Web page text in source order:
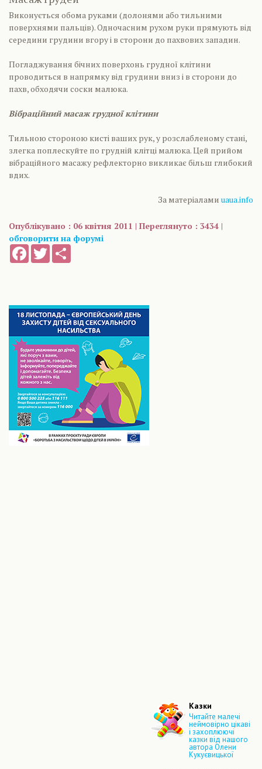
Виконується обома руками (долонями або тильними
поверхнями пальців). Одночасним рухом руки прямують від
середини грудини вгору і в сторони до пахвових западин.
Погладжування бічних поверхонь грудної клітини
проводиться в напрямку від грудини вниз і в сторони до
пахв, обходячи соски малюка.
Вібраційний масаж грудної клітини
Тильною стороною кисті ваших рук, у розслабленому стані,
злегка поплескуйте по грудній клітці малюка. Цей прийом
вібраційного масажу рефлекторно викликає більш глибокий
вдих.
За матеріалами uaua.info
Опублікувано : 06 квітня 2011 | Переглянуто : 3434 |
обговорити на форумі
FacebookTwitter
Казки
Читайте малечі
неймовірно цікаві
і захоплюючі
казки від нашого
автора Олени
Кукуєвицької